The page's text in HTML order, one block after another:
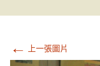
← 上一張圖片